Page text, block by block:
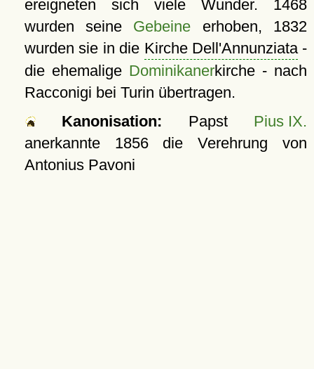
ereigneten sich viele Wunder. 1468
wurden seine Gebeine erhoben, 1832
wurden sie in die Kirche Dell'Annunziata-
die ehemalige Dominikanerkirche - nach
Racconigi bei Turin übertragen.
Kanonisation: Papst Pius IX.
anerkannte 1856die Verehrung von
Antonius Pavoni